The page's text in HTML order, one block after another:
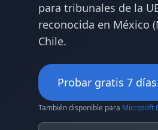
para tribunales de la
reconocida en México
Chile.
Probar gratis 7 días
También disponible para Microsoft